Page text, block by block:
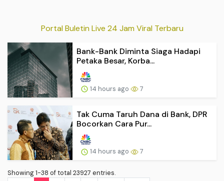
Portal Buletin Live 24 Jam Viral Terbaru
Bank-Bank Diminta Siaga Hadapi
Petaka Besar, Korba...
14 hours ago 7
Tak Cuma Taruh Dana di Bank, DPR
Bocorkan Cara Pur...
14 hours ago 7
Showing 1-38 of total 23927 entries.